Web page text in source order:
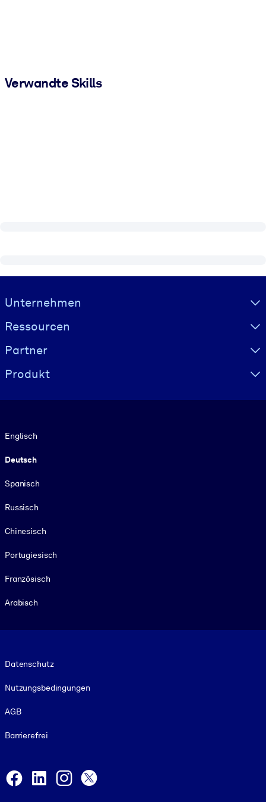
Verwandte Skills
Visually hidden Text
Unternehmen
Ressourcen
Partner
Produkt
Englisch
Deutsch
Spanisch
Russisch
Chinesisch
Portugiesisch
Französisch
Arabisch
Datenschutz
Nutzungsbedingungen
AGB
Barrierefrei
Facebook
LinkedInInstagram